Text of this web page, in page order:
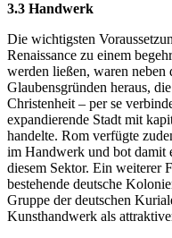
3.3 Handwerk
Die wichtigsten
Renaissance zu einem
werden ließen, waren
Glaubensgründen heraus,
Christenheit – per se
expandierende Stadt mit
handelte. Rom verfügte
im Handwerk und bot damit
diesem Sektor. Ein weiterer
bestehende deutsche
Gruppe der deutschen
Kunsthandwerk als